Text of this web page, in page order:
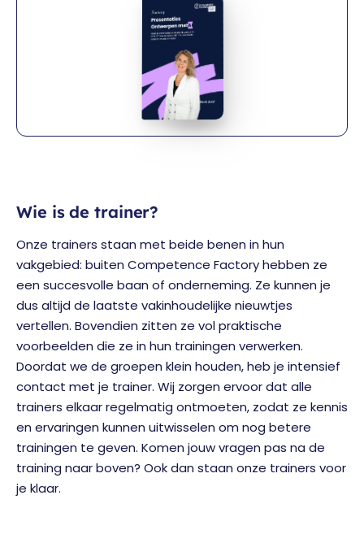
Wie is de trainer?
Onze trainers staan met beide benen in hun
vakgebied: buiten Competence Factory hebben ze
een succesvolle baan of onderneming. Ze kunnen je
dus altijd de laatste vakinhoudelijke nieuwtjes
vertellen. Bovendien zitten ze vol praktische
voorbeelden die ze in hun trainingen verwerken.
Doordat we de groepen klein houden, heb je intensief
contact met je trainer. Wij zorgen ervoor dat alle
trainers elkaar regelmatig ontmoeten, zodat ze kennis
en ervaringen kunnen uitwisselen om nog betere
trainingen te geven. Komen jouw vragen pas na de
training naar boven? Ook dan staan onze trainers voor
je klaar.